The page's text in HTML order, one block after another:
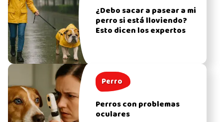
¿Debo sacar a pasear a mi
perro si está lloviendo?
Esto dicen los expertos
Perro
Perros con problemas
oculares